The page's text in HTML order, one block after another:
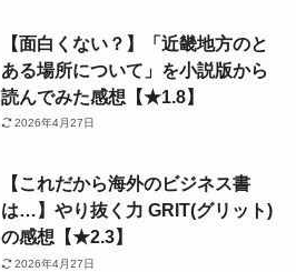
【面白くない？】「近畿地方のと
ある場所について」を小説版から
読んでみた感想【★1.8】
2026年4月27日
【これだから海外のビジネス書
は…】やり抜く力 GRIT(グリット)
の感想【★2.3】
2026年4月27日